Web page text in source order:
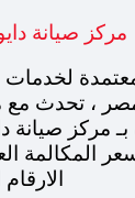
مركز صيانة
لخدمات
، تحدث مع
بـ مركز
المكالمة
الارقام